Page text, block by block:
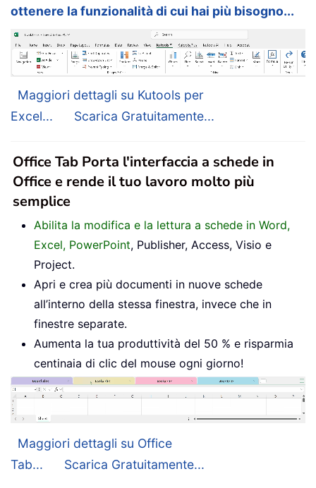
ottenere la funzionalità di cui hai più bisogno...
Maggiori dettagli su Kutools per
Excel...
Scarica Gratuitamente...
Office Tab Porta l'interfaccia a schede in
Office e rende il tuo lavoro molto più
semplice
Abilita la modifica e la lettura a schede in Word,
Excel, PowerPoint, Publisher, Access, Visio e
Project.
Apri e crea più documenti in nuove schede
all’interno della stessa finestra, invece che in
finestre separate.
Aumenta la tua produttività del 50 % e risparmia
centinaia di clic del mouse ogni giorno!
Maggiori dettagli su Office
Tab...
Scarica Gratuitamente...